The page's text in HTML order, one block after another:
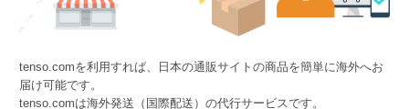
tenso.comを利用すれば、日本の通販サイトの商品を簡単に海外へお
届け可能です。
tenso.comは海外発送（国際配送）の代行サービスです。